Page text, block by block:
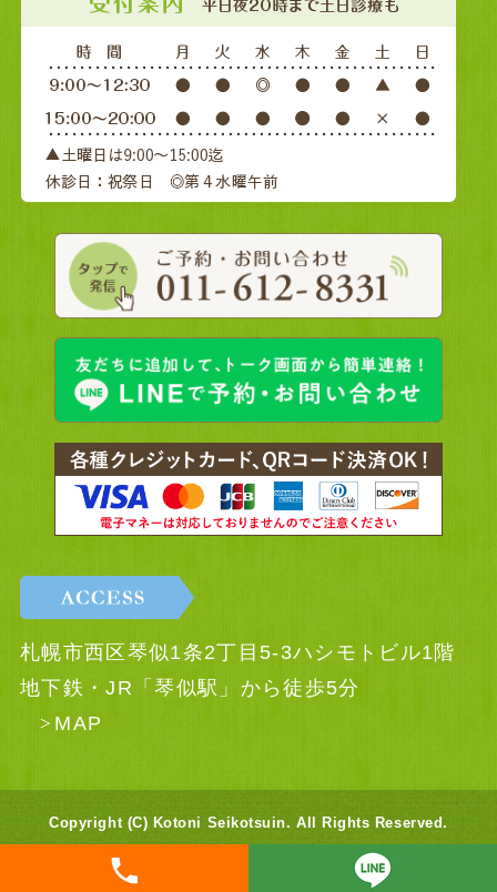
札幌市西区琴似1条2丁目5-3ハシモトビル1階
地下鉄・JR「琴似駅」から徒歩5分
MAP
Copyright (C) Kotoni Seikotsuin. All Rights Reserved.